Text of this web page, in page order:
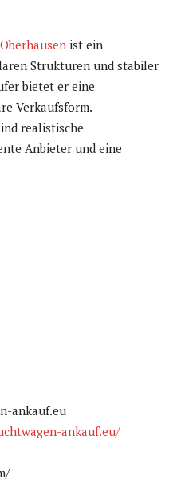
ist ein
Strukturen und stabiler
bietet er eine
Verkaufsform.
realistische
Anbieter und eine
ankauf.eu
ankauf.eu/